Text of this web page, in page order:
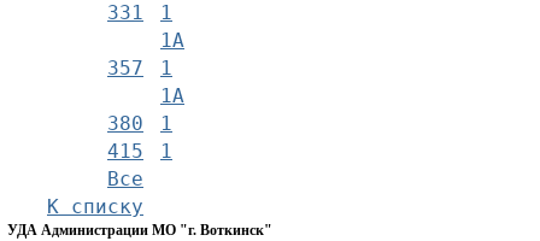
331
1
1А
357
1
1А
380
1
415
1
Все
К списку
УДА Администрации МО "г. Воткинск"